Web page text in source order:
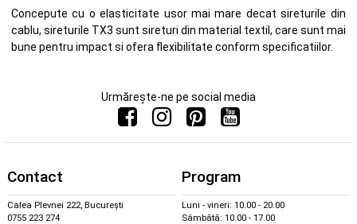
Concepute cu o elasticitate usor mai mare decat sireturile din
cablu, sireturile TX3 sunt sireturi din material textil, care sunt mai
bune pentru impact si ofera flexibilitate conform specificatiilor.
Urmărește-ne pe social media
Contact
Calea Plevnei 222, București
0755 223 274
Program
Luni - vineri: 10.00 - 20.00
Sâmbătă: 10.00 - 17.00